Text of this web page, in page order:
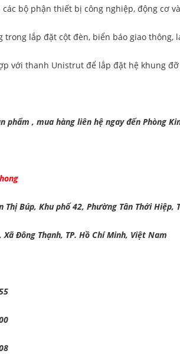
các bộ phận thiết bị công nghiệp, động cơ
trong lắp đặt cột đèn, biển báo giao thông,
với thanh Unistrut để lắp đặt hệ khung
phẩm , mua hàng liên hệ ngay đến Phòng
Búp, Khu phố 42, Phường Tân Thới Hiệp,
Xã Đông Thạnh, TP. Hồ Chí Minh, Việt Nam